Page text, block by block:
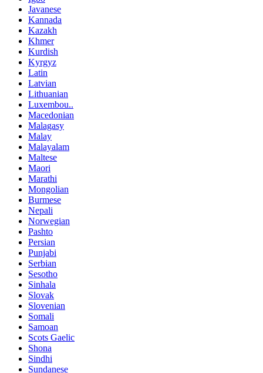
Javanese
Kannada
Kazakh
Khmer
Kurdish
Kyrgyz
Latin
Latvian
Lithuanian
Luxembou..
Macedonian
Malagasy
Malay
Malayalam
Maltese
Maori
Marathi
Mongolian
Burmese
Nepali
Norwegian
Pashto
Persian
Punjabi
Serbian
Sesotho
Sinhala
Slovak
Slovenian
Somali
Samoan
Scots Gaelic
Shona
Sindhi
Sundanese